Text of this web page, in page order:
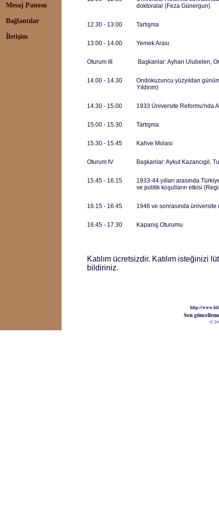
Mesaj Panosu
Bağlantılar
İletişim
doktoralar (Feza Günergun)
12.30 - 13.00 Tartışma
13.00 - 14.00 Yemek Arası
Oturum III Başkanlar: Ayhan Ulubelen,
14.00 - 14.30
Ondokuzuncu yüzyıldan
Yıldırım)
14.30 - 15.00 1933 Üniversite Reformu'nda
15.00 - 15.30 Tartışma
15.30 - 15.45 Kahve Molası
Oturum IV Başkanlar: Aykut Kazancıgil,
15.45 - 16.15
1933-44 yılları arasında
ve politik koşulların etkisi
16.15 - 16.45 1946 ve sonrasında üniversite
16.45 - 17.30 Kapanış Oturumu
Katılım ücretsizdir. Katılım isteğinizi
bildiriniz.
http://
Son
©